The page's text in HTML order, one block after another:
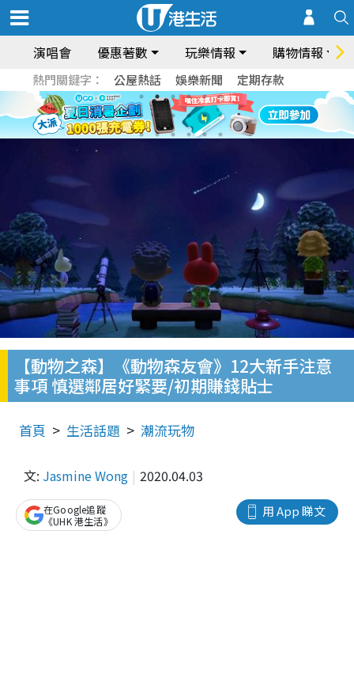
演唱會 優惠著數 玩樂情報 購物情報
熱門關鍵字： 公屋熱話 娛樂新聞 定期存款
【動物之森】《動物森友會》12大新手注意
事項 慎選鄰居好緊要/初期賺錢貼士
首頁 生活話題 潮流玩物
文: Jasmine Wong 2020.04.03
用 App 睇文
在Google追蹤
《UHK 港生活》